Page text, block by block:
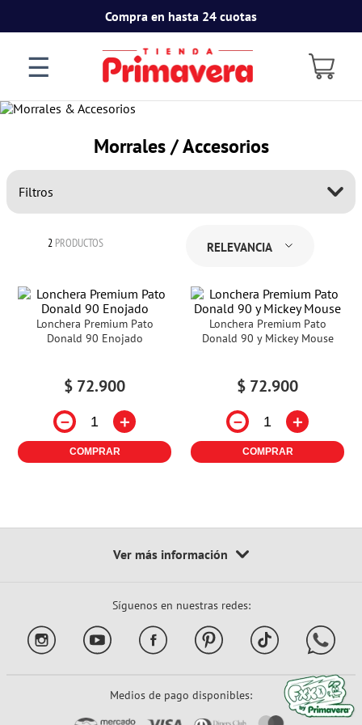
Compra en hasta 24 cuotas
☰
Morrales / Accesorios
Filtros
2 PRODUCTOS RELEVANCIA
Lonchera Premium Pato
Donald 90 Enojado
$ 72.900
－ ＋
COMPRAR
Lonchera Premium Pato
Donald 90 y Mickey Mouse
$ 72.900
－ ＋
COMPRAR
Síguenos en nuestras redes:
Medios de pago disponibles: